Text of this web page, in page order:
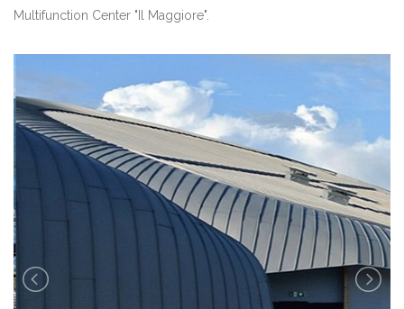
Multifunction Center "Il Maggiore".